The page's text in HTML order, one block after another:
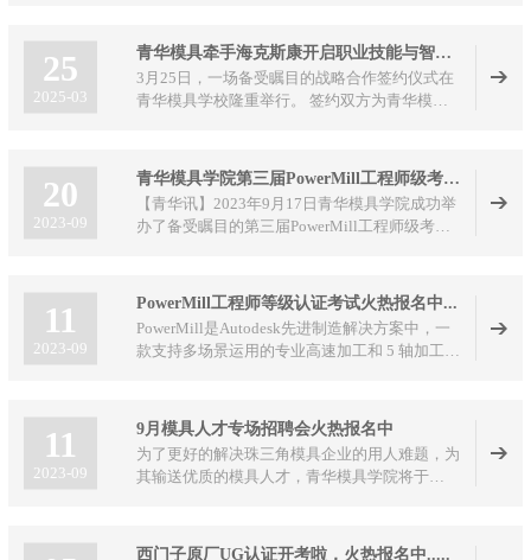
参展，以“拓展行业视野+现场实战教学”为核
心，让学员在展会一线触摸模具智造前沿，在机
床、刀具、模具装备旁，上了一堂干货满满的实
景专业课。
25
2025-03
青华模具牵手海克斯康开启职业技能与智能制造融合新篇
3月25日，一场备受瞩目的战略合作签约仪式在
青华模具学校隆重举行。 签约双方为青华模具
崭新一页，将对行业人才培养与技术创新产生深
远影响。
20
2023-09
青华模具学院第三届PowerMill工程师级考证圆满结束
【青华讯】2023年9月17日青华模具学院成功举
办了备受瞩目的第三届PowerMill工程师级考证
11
2023-09
PowerMill工程师等级认证考试火热报名中...
PowerMill是Autodesk先进制造解决方案中，一
款支持多场景运用的专业高速加工和 5 轴加工的
工业机器人的运动进行仿真、验证和优化，不断
探索未来制造的应用场景
11
2023-09
9月模具人才专场招聘会火热报名中
为了更好的解决珠三角模具企业的用人难题，为
其输送优质的模具人才，青华模具学院将于
报名参加! 具体事项如下:
西门子原厂UG认证开考啦，火热报名中.....